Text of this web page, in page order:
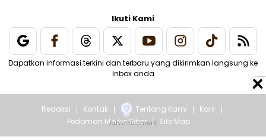
Ikuti Kami
Dapatkan informasi terkini dan terbaru yang dikirimkan langsung ke
Inbox anda
Redaksi Kontak Tentang Kami
Karir
Pedoman Media Siber
Site Map